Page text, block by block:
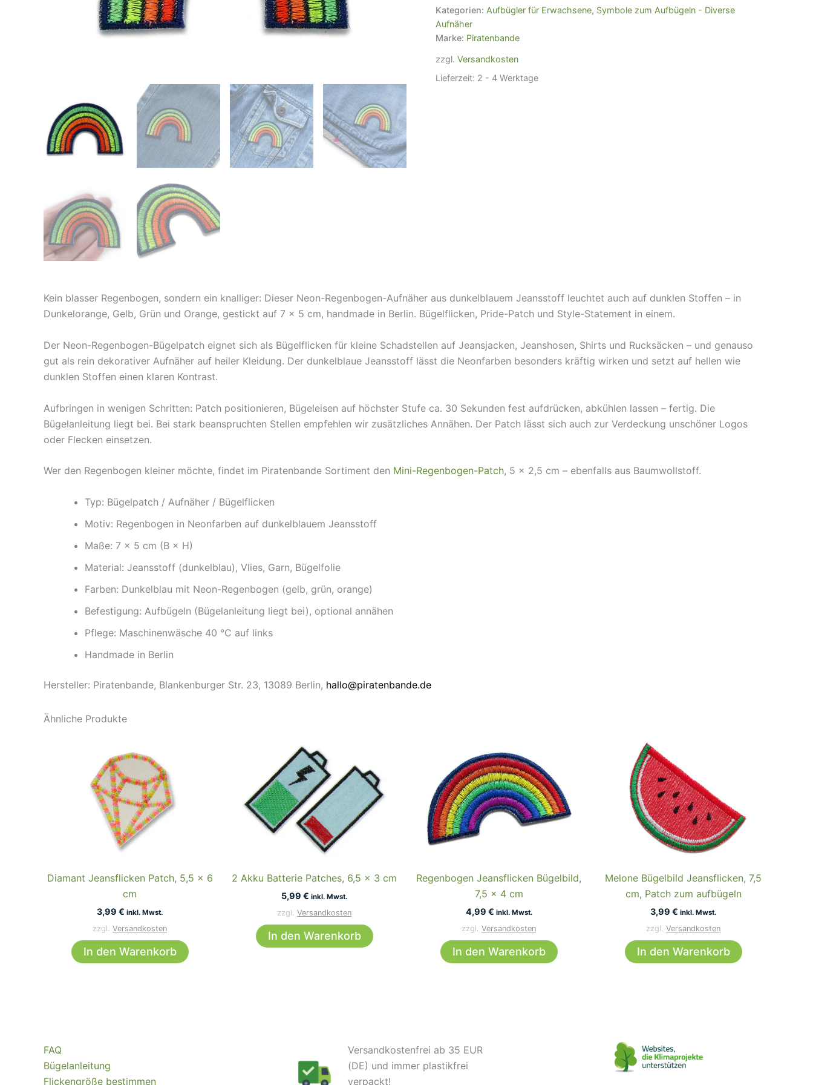
x
5
cm
Kategorien: Aufbügler für Erwachsene, Symbole zum Aufbügeln - Diverse
Aufnäher
Marke: Piratenbande
zzgl. Versandkosten
Lieferzeit: 2 - 4 Werktage
Kein blasser Regenbogen, sondern ein knalliger: Dieser Neon-Regenbogen-Aufnäher aus dunkelblauem Jeansstoff leuchtet auch auf dunklen Stoffen – in
Dunkelorange, Gelb, Grün und Orange, gestickt auf 7 × 5 cm, handmade in Berlin. Bügelflicken, Pride-Patch und Style-Statement in einem.
Der Neon-Regenbogen-Bügelpatch eignet sich als Bügelflicken für kleine Schadstellen auf Jeansjacken, Jeanshosen, Shirts und Rucksäcken – und genauso
gut als rein dekorativer Aufnäher auf heiler Kleidung. Der dunkelblaue Jeansstoff lässt die Neonfarben besonders kräftig wirken und setzt auf hellen wie
dunklen Stoffen einen klaren Kontrast.
Aufbringen in wenigen Schritten: Patch positionieren, Bügeleisen auf höchster Stufe ca. 30 Sekunden fest aufdrücken, abkühlen lassen – fertig. Die
Bügelanleitung liegt bei. Bei stark beanspruchten Stellen empfehlen wir zusätzliches Annähen. Der Patch lässt sich auch zur Verdeckung unschöner Logos
oder Flecken einsetzen.
Wer den Regenbogen kleiner möchte, findet im Piratenbande Sortiment den Mini-Regenbogen-Patch, 5 × 2,5 cm – ebenfalls aus Baumwollstoff.
Typ: Bügelpatch / Aufnäher / Bügelflicken
Motiv: Regenbogen in Neonfarben auf dunkelblauem Jeansstoff
Maße: 7 × 5 cm (B × H)
Material: Jeansstoff (dunkelblau), Vlies, Garn, Bügelfolie
Farben: Dunkelblau mit Neon-Regenbogen (gelb, grün, orange)
Befestigung: Aufbügeln (Bügelanleitung liegt bei), optional annähen
Pflege: Maschinenwäsche 40 °C auf links
Handmade in Berlin
Hersteller: Piratenbande, Blankenburger Str. 23, 13089 Berlin, hallo@piratenbande.de
Ähnliche Produkte
Diamant Jeansflicken Patch, 5,5 x 6
cm
3,99 € inkl. Mwst.
zzgl. Versandkosten
In den Warenkorb
2 Akku Batterie Patches, 6,5 x 3 cm
5,99 € inkl. Mwst.
zzgl. Versandkosten
In den Warenkorb
Regenbogen Jeansflicken Bügelbild,
7,5 x 4 cm
4,99 € inkl. Mwst.
zzgl. Versandkosten
In den Warenkorb
Melone Bügelbild Jeansflicken, 7,5
cm, Patch zum aufbügeln
3,99 € inkl. Mwst.
zzgl. Versandkosten
In den Warenkorb
FAQ
Bügelanleitung
Flickengröße bestimmen
Versandkostenfrei ab 35 EUR
(DE) und immer plastikfrei
verpackt!